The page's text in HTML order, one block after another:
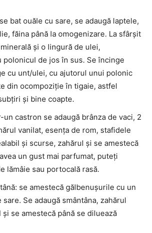
bat ouăle cu sare, se adaugă laptele,
făina până la omogenizare. La sfârșit
și o lingură de ulei,
polonicul de jos în sus. Se încinge
cu unt/ulei, cu ajutorul unui polonic
din ocompoziție în tigaie, astfel
și bine coapte.
castron se adaugă brânza de vaci, 2
vanilat, esența de rom, stafidele
și scurse, zahărul și se amestecă
un gust mai parfumat, puteți
lămâie sau portocală rasă.
se amestecă gălbenușurile cu un
Se adaugă smântâna, zahărul
și se amestecă până se diluează